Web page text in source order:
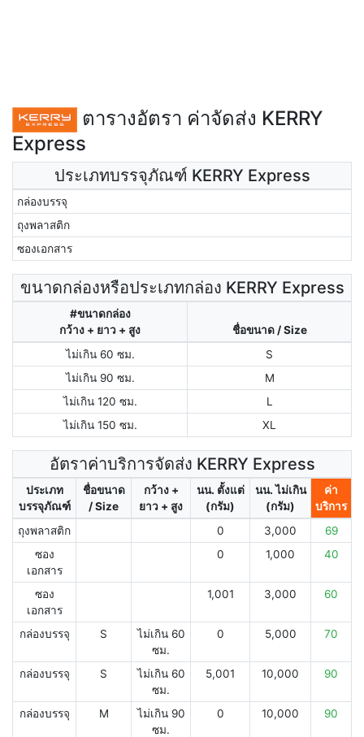
ตารางอัตรา ค่าจัดส่ง KERRY
Express
ประเภทบรรจุภัณฑ์ KERRY Express
กล่องบรรจุ
ถุงพลาสติก
ซองเอกสาร
ขนาดกล่องหรือประเภทกล่อง KERRY Express
#ขนาดกล่อง
กว้าง + ยาว + สูง
ชื่อขนาด / Size
ไม่เกิน 60 ซม.
S
ไม่เกิน 90 ซม.
M
ไม่เกิน 120 ซม.
L
ไม่เกิน 150 ซม.
XL
อัตราค่าบริการจัดส่ง KERRY Express
ประเภท
บรรจุภัณฑ์
ชื่อขนาด
/ Size
กว้าง +
ยาว + สูง
นน. ตั้งแต่
(กรัม)
นน. ไม่เกิน
(กรัม)
ค่า
บริการ
ถุงพลาสติก
0 3,000
69
ซอง
เอกสาร
0 1,000 40
ซอง
เอกสาร
1,001 3,000 60
กล่องบรรจุ S
ไม่เกิน 60
ซม.
0 5,000 70
กล่องบรรจุ S
ไม่เกิน 60
ซม.
5,001 10,000 90
กล่องบรรจุ M
ไม่เกิน 90
ซม.
0 10,000 90